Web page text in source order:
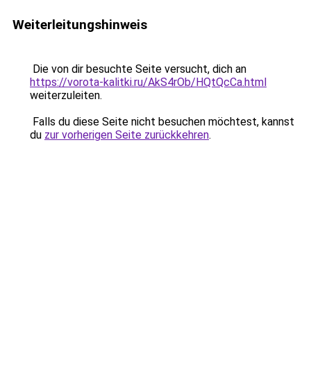
Weiterleitungshinweis
Die von dir besuchte Seite versucht, dich an
https://vorota-kalitki.ru/AkS4rOb/HQtQcCa.html
weiterzuleiten.
Falls du diese Seite nicht besuchen möchtest, kannst
du zur vorherigen Seite zurückkehren.